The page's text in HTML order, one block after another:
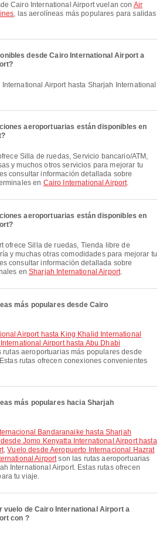
Cairo International Airport vuelan con Air
, las aerolíneas más populares para salidas
desde Cairo International Airport a
aeroportuarias están disponibles en
y muchos otros servicios para mejorar tu
consultar información detallada sobre
en Cairo International Airport.
aeroportuarias están disponibles en
y muchas otras comodidades para mejorar tu
consultar información detallada sobre
enSharjah International Airport.
más populares desde Cairo
Airport hasta Abu Dhabi
aeroportuarias más populares desde
rutas ofrecen conexiones convenientes
más populares hacia Sharjah
Jomo Kenyatta International Airport hasta
,Vuelo desde Aeropuerto Internacional Hazrat
Airportson las rutas aeroportuarias
International Airport. Estas rutas ofrecen
tu viaje.
vuelo de Cairo International Airport a
con ?